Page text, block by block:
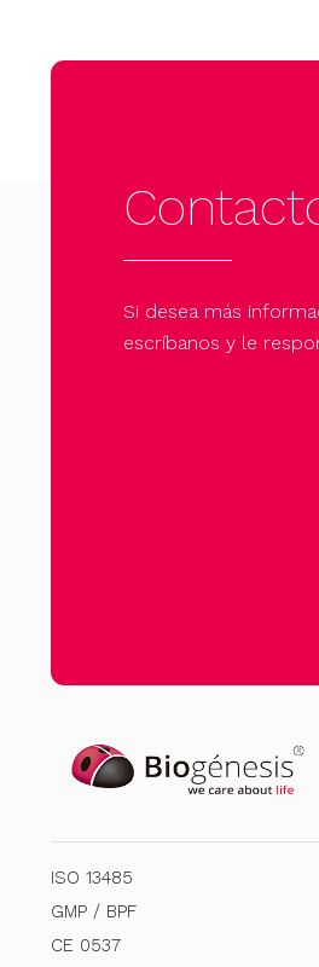
Si desea más
escríbanos y le
ISO 13485
GMP / BPF
CE 0537